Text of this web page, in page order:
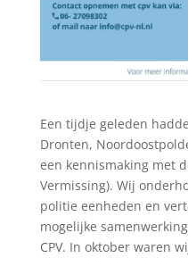
Een tijdje geleden
Dronten,
een kennismaking met
Vermissing). Wij
politie eenheden en
mogelijke
CPV. In oktober waren